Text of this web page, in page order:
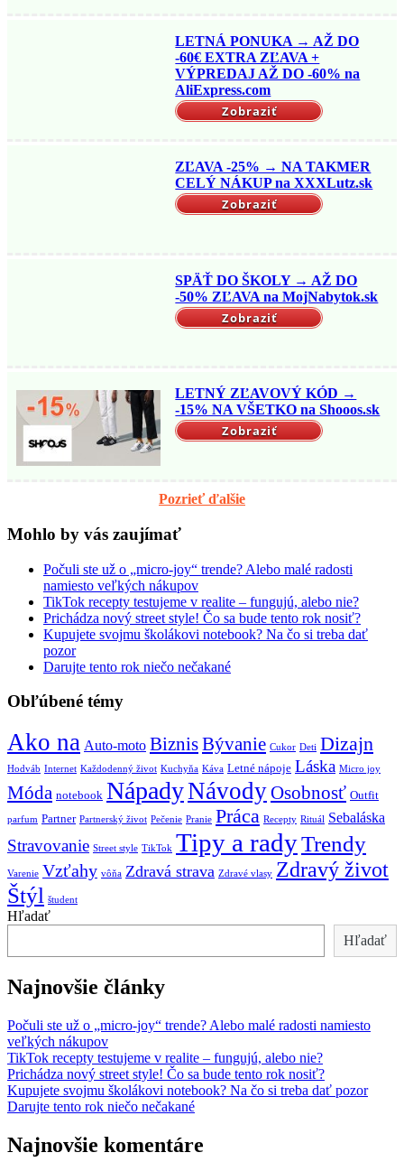
LETNÁ PONUKA → AŽ DO
-60€ EXTRA ZĽAVA +
VÝPREDAJ AŽ DO -60% na
AliExpress.com
Zobraziť
ZĽAVA -25% → NA TAKMER
CELÝ NÁKUP na XXXLutz.sk
Zobraziť
SPÄŤ DO ŠKOLY → AŽ DO
-50% ZĽAVA na MojNabytok.sk
Zobraziť
LETNÝ ZĽAVOVÝ KÓD →
-15% NA VŠETKO na Shooos.sk
Zobraziť
Pozrieť ďalšie
Mohlo by vás zaujímať
Počuli ste už o „micro-joy“ trende? Alebo malé radosti
namiesto veľkých nákupov
TikTok recepty testujeme v realite – fungujú, alebo nie?
Prichádza nový street style! Čo sa bude tento rok nosiť?
Kupujete svojmu školákovi notebook? Na čo si treba dať
pozor
Darujte tento rok niečo nečakané
Obľúbené témy
Ako na Auto-moto BiznisBývanie Cukor Deti Dizajn
Hodváb Internet Každodenný život Kuchyňa Káva Letné nápoje Láska Micro joy
Móda notebook NápadyNávodyOsobnosť Outfit
parfum Partner Partnerský život Pečenie Pranie Práca Recepty Rituál Sebaláska
Stravovanie Street style TikTok Tipy a radyTrendy
Varenie Vzťahy vôňa Zdravá strava Zdravé vlasy Zdravý život
Štýl študent
Hľadať
Hľadať
Najnovšie články
Počuli ste už o „micro-joy“ trende? Alebo malé radosti namiesto
veľkých nákupov
TikTok recepty testujeme v realite – fungujú, alebo nie?
Prichádza nový street style! Čo sa bude tento rok nosiť?
Kupujete svojmu školákovi notebook? Na čo si treba dať pozor
Darujte tento rok niečo nečakané
Najnovšie komentáre